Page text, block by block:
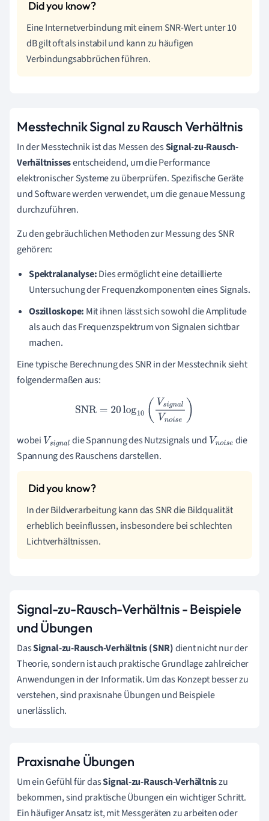
Eine Internetverbindung mit einem SNR-Wert unter 10
dB gilt oft als instabil und kann zu häufigen
Verbindungsabbrüchen führen.
Messtechnik Signal zu Rausch Verhältnis
In der Messtechnik ist das Messen desSignal-zu-Rausch-
Verhältnissesentscheidend, um die Performance
elektronischer Systeme zu überprüfen. Spezifische Geräte
und Software werden verwendet, um die genaue Messung
durchzuführen.
Zu den gebräuchlichen Methoden zur Messung des SNR
gehören:
Spektralanalyse:Dies ermöglicht eine detaillierte
Untersuchung der Frequenzkomponenten eines Signals.
Oszilloskope: Mit ihnen lässt sich sowohl die Amplitude
als auch das Frequenzspektrum von Signalen sichtbar
machen.
Eine typische Berechnung des SNR in der Messtechnik sieht
folgendermaßen aus:
SNR= 20 log10(V gn alVnoise )
wobei Vsigna
l
die Spannung des Nutzsignals und Vnois die
Spannung des Rauschens darstellen.
In der Bildverarbeitung kann das SNR die Bildqualität
erheblich beeinflussen, insbesondere bei schlechten
Lichtverhältnissen.
Signal-zu-Rausch-Verhältnis - Beispiele
und Übungen
DasSignal-zu-Rausch-Verhältnis (SNR)dient nicht nur der
Theorie, sondern ist auch praktische Grundlage zahlreicher
Anwendungen in der Informatik. Um das Konzept besser zu
verstehen, sind praxisnahe Übungen und Beispiele
unerlässlich.
Praxisnahe Übungen
Um ein Gefühl für dasSignal-zu-Rausch-Verhältniszu
bekommen, sind praktische Übungen ein wichtiger Schritt.
Ein häufiger Ansatz ist, mit Messgeräten zu arbeiten oder